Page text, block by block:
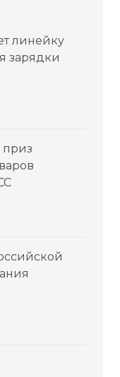
линейку
зарядки